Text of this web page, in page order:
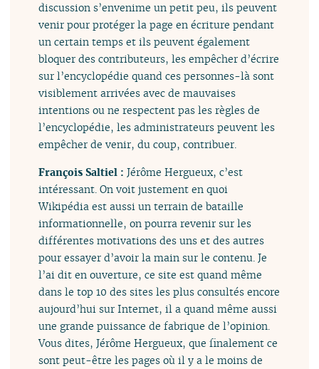
discussion s’envenime un petit peu, ils peuvent
venir pour protéger la page en écriture pendant
un certain temps et ils peuvent également
bloquer des contributeurs, les empêcher d’écrire
sur l’encyclopédie quand ces personnes-là sont
visiblement arrivées avec de mauvaises
intentions ou ne respectent pas les règles de
l’encyclopédie, les administrateurs peuvent les
empêcher de venir, du coup, contribuer.
François Saltiel :Jérôme Hergueux, c’est
intéressant. On voit justement en quoi
Wikipédia est aussi un terrain de bataille
informationnelle, on pourra revenir sur les
différentes motivations des uns et des autres
pour essayer d’avoir la main sur le contenu. Je
l’ai dit en ouverture, ce site est quand même
dans le top 10 des sites les plus consultés encore
aujourd’hui sur Internet, il a quand même aussi
une grande puissance de fabrique de l’opinion.
Vous dites, Jérôme Hergueux, que finalement ce
sont peut-être les pages où il y a le moins de